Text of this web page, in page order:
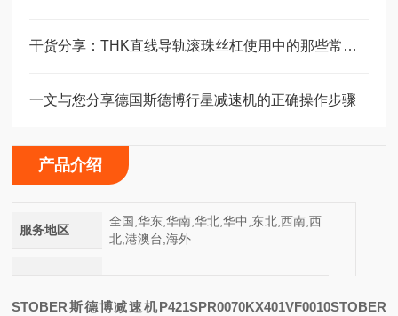
干货分享：THK直线导轨滚珠丝杠使用中的那些常见故障与解决技巧
一文与您分享德国斯德博行星减速机的正确操作步骤
产品介绍
服务地区
全国,华东,华南,华北,华中,东北,西南,西
北,港澳台,海外
STOBER斯德博减速机P421SPR0070KX401VF0010STOBER